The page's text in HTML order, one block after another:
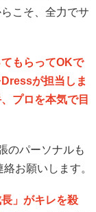
こそ、全力でサ
もらってOKで
が担当しま
プロを本気で目
のパーソナルも
お願いします。
」がキレを殺